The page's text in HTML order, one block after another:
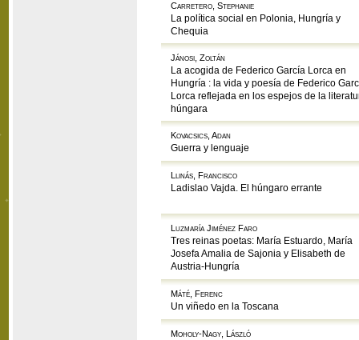
Carretero, Stephanie
La política social en Polonia, Hungría y
Chequia
Jánosi, Zoltán
La acogida de Federico García Lorca en
Hungría : la vida y poesía de Federico
Lorca reflejada en los espejos de la
húngara
Kovacsics, Adan
Guerra y lenguaje
Llinás, Francisco
Ladislao Vajda. El húngaro errante
Luzmaría Jiménez Faro
Tres reinas poetas: María Estuardo, María
Josefa Amalia de Sajonia y Elisabeth de
Austria-Hungría
Máté, Ferenc
Un viñedo en la Toscana
Moholy-Nagy, László